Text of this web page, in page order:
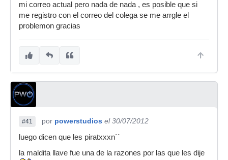
mi correo actual pero nada de nada , es posible que si
me registro con el correo del colega se me arrgle el
problemon gracias
#41 por powerstudios el 30/07/2012
luego dicen que les piratxxxn``
la maldita llave fue una de la razones por las que les dije